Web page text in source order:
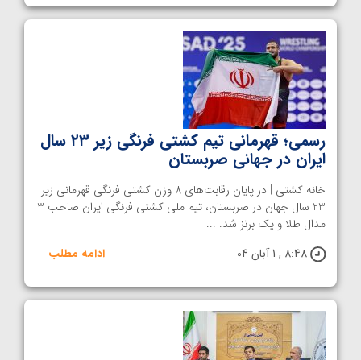
رسمی؛ قهرمانی تیم کشتی فرنگی زیر ۲۳ سال
ایران در جهانی صربستان
خانه کشتی | در پایان رقابت‌های 8 وزن کشتی فرنگی قهرمانی زیر
23 سال جهان در صربستان، تیم ملی کشتی فرنگی ایران صاحب 3
مدال طلا و یک برنز شد. ...
8:48 , 1 آبان 04
ادامه مطلب